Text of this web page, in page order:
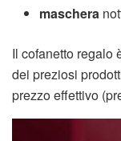
maschera
Il cofanetto regalo
dei preziosi
prezzo effettivo